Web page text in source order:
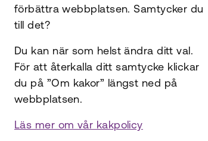
förbättra webbplatsen. Samtycker du
till det?
Du kan när som helst ändra ditt val.
För att återkalla ditt samtycke klickar
du på ”Om kakor” längst ned på
webbplatsen.
Läs mer om vår kakpolicy